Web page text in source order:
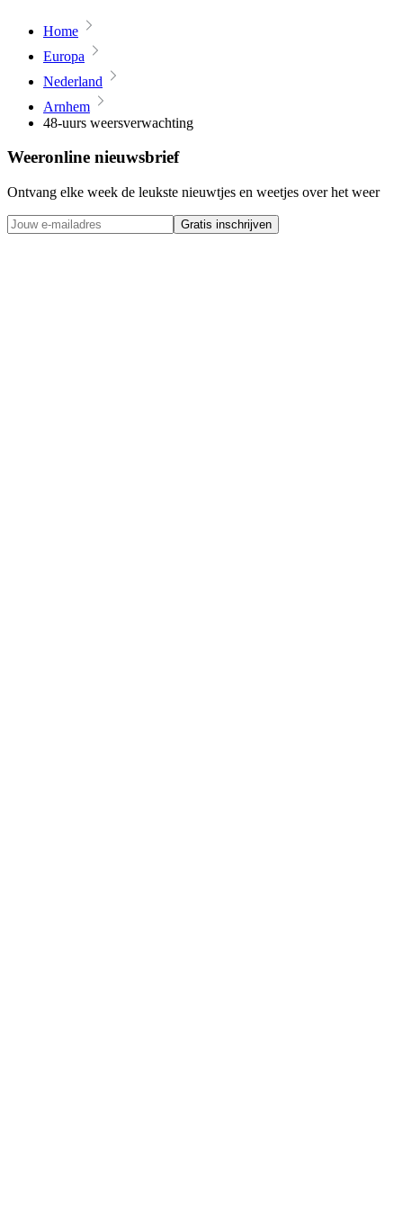
Home
Europa
Nederland
Arnhem
48-uurs weersverwachting
Weeronline nieuwsbrief
Ontvang elke week de leukste nieuwtjes en weetjes over het weer
Gratis inschrijven